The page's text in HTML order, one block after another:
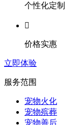
个性化定制

价格实惠
立即体验
服务范围
宠物火化
宠物殡葬
宠物善后